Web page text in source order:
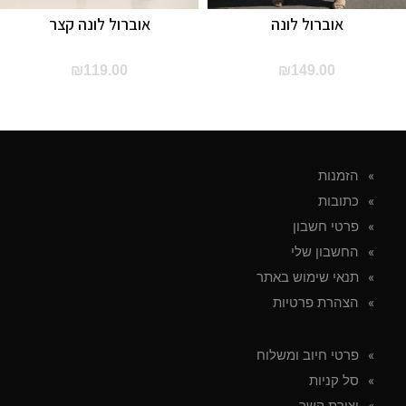
אוברול לונה קצר
₪119.00
אוברול לונה
₪149.00
הזמנות
כתובות
פרטי חשבון
החשבון שלי
תנאי שימוש באתר
הצהרת פרטיות
פרטי חיוב ומשלוח
סל קניות